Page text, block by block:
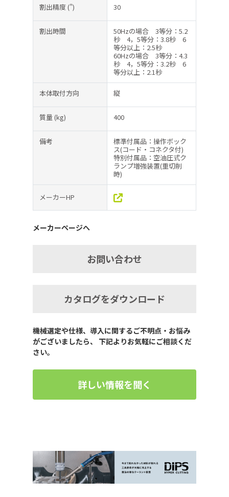
割出精度(") 30
割出時間
50Hzの場合 3等分：5.2
秒 4，5等分：3.8秒 6
等分以上：2.5秒
60Hzの場合 3等分：4.3
秒 4，5等分：3.2秒 6
等分以上：2.1秒
本体取付方向 縦
質量(kg) 400
備考
標準付属品：操作ボック
ス(コード・コネクタ付)
特別付属品：空油圧式ク
ランプ増強装置(重切削
時)
メーカーHP
メーカーページへ
お問い合わせ
カタログをダウンロード
機械選定や仕様、導入に関するご不明点・お悩み
がございましたら、 下記よりお気軽にご相談くだ
さい。
詳しい情報を聞く